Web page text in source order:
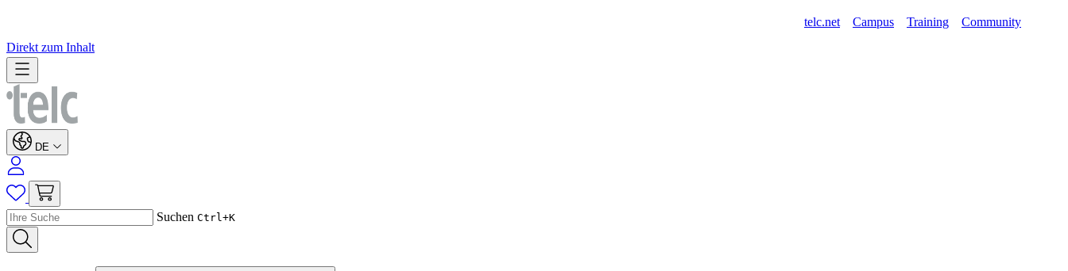
telc.net Campus Training Community
Direkt zum Inhalt
DE
Suchen Ctrl+K